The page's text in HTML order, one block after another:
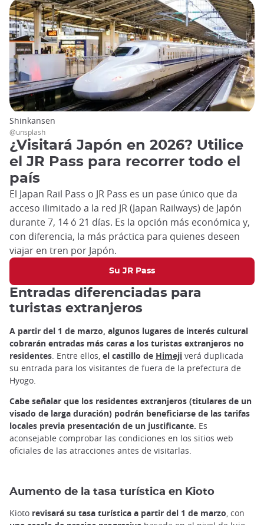
¿Visitará Japón en 2026? Utilice
el JR Pass para recorrer todo el
país
El Japan Rail Pass o JR Pass es un pase único que da
acceso ilimitado a la red JR (Japan Railways) de Japón
durante 7, 14 ó 21 días. Es la opción más económica y,
con diferencia, la más práctica para quienes deseen
viajar en tren por Japón.
Su JR Pass
Shinkansen
@unsplash
Entradas diferenciadas para
turistas extranjeros
A partir del 1 de marzo, algunos lugares de interés cultural
cobrarán entradas más caras a los turistas extranjeros no
residentes. Entre ellos, el castillo de Himeji verá duplicada
su entrada para los visitantes de fuera de la prefectura de
Hyogo.
Cabe señalar que los residentes extranjeros (titulares de un
visado de larga duración) podrán beneficiarse de las tarifas
locales previa presentación de un justificante. Es
aconsejable comprobar las condiciones en los sitios web
oficiales de las atracciones antes de visitarlas.
Aumento de la tasa turística en Kioto
Kioto revisará su tasa turística a partir del 1 de marzo, con